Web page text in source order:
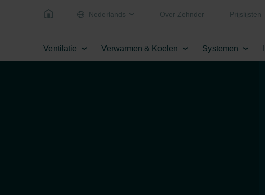
Nederlands Over Zehnder Prijslijsten
Ventilatie Verwarmen & Koelen Systemen